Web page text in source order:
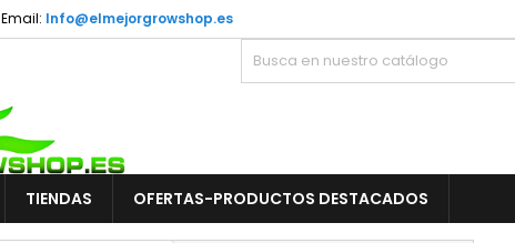
Email: Info@elmejorgrowshop.es
TIENDAS OFERTAS-PRODUCTOS DESTACADOS